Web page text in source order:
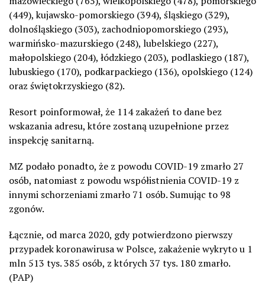
(449), kujawsko-pomorskiego (394), śląskiego (329),
dolnośląskiego (303), zachodniopomorskiego (293),
warmińsko-mazurskiego (248), lubelskiego (227),
małopolskiego (204), łódzkiego (203), podlaskiego (187),
lubuskiego (170), podkarpackiego (136), opolskiego (124)
oraz świętokrzyskiego (82).
Resort poinformował, że 114 zakażeń to dane bez
wskazania adresu, które zostaną uzupełnione przez
inspekcję sanitarną.
MZ podało ponadto, że z powodu COVID-19 zmarło 27
osób, natomiast z powodu współistnienia COVID-19 z
innymi schorzeniami zmarło 71 osób. Sumując to 98
zgonów.
Łącznie, od marca 2020, gdy potwierdzono pierwszy
przypadek koronawirusa w Polsce, zakażenie wykryto u 1
mln 513 tys. 385 osób, z których 37 tys. 180 zmarło.
(PAP)